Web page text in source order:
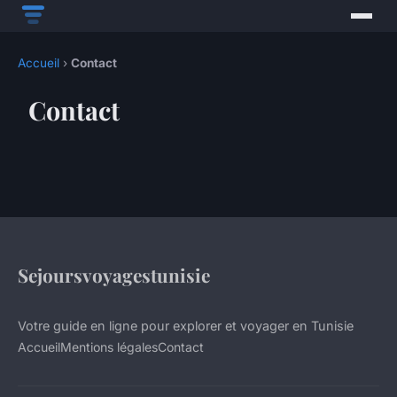
Accueil › Contact
Contact
Sejoursvoyagestunisie
Votre guide en ligne pour explorer et voyager en Tunisie
AccueilMentions légalesContact